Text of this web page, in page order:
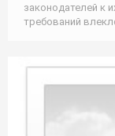
законодателей к
требований